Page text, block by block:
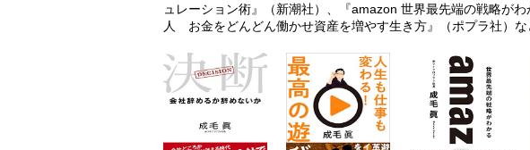
ュレーション術』（新潮社）、『amazon 世界最先端の戦略が
人 お金をどんどん働かせ資産を増やす生き方』（ポプラ社）な